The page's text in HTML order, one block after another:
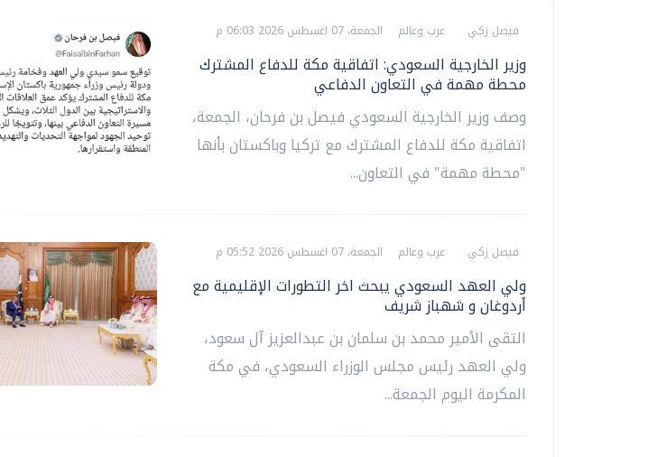
فيصل زكي عرب وعالم الجمعة، 07 اغسطس 2026 06:03 م
وزير الخارجية السعودي: اتفاقية مكة للدفاع المشترك
محطة مهمة في التعاون الدفاعي
وصف وزير الخارجية السعودي فيصل بن فرحان، الجمعة،
اتفاقية مكة للدفاع المشترك مع تركيا وباكستان بأنها
"محطة مهمة" في التعاون...
فيصل زكي عرب وعالم الجمعة، 07 اغسطس 2026 05:52 م
ولي العهد السعودي يبحث اخر التطورات الإقليمية مع
أردوغان و شهباز شريف
التقى الأمير محمد بن سلمان بن عبدالعزيز آل سعود،
ولي العهد رئيس مجلس الوزراء السعودي، في مكة
المكرمة اليوم الجمعة...